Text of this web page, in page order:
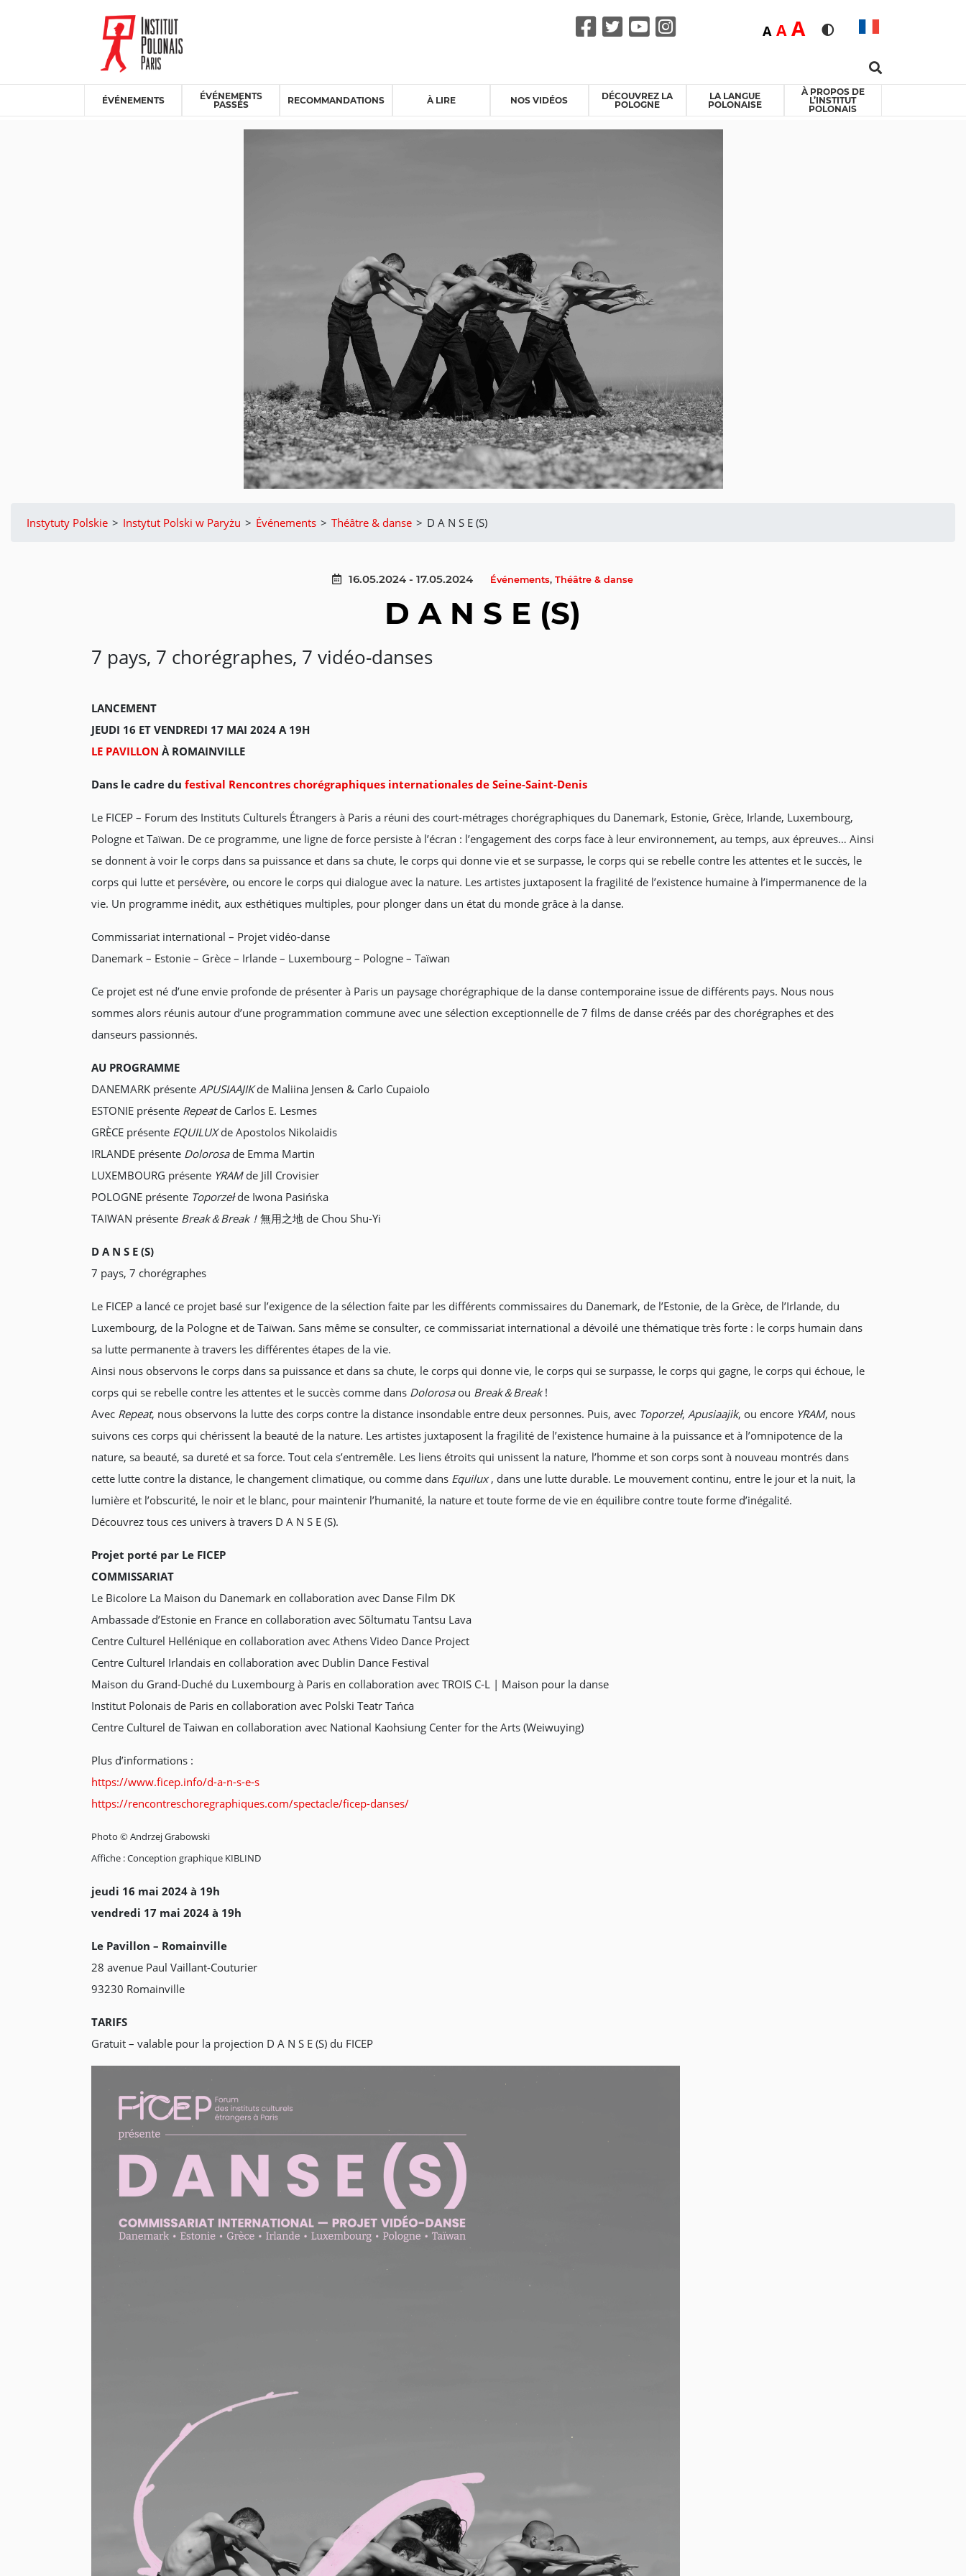
Rozmiar czcionki
ADomyślna
AŚrednia
ADużaWersja kontrastowa
ÉVÉNEMENTS
ÉVÉNEMENTS
PASSÉS
RECOMMANDATIONS À LIRE NOS VIDÉOS
DÉCOUVREZ LA
POLOGNE
LA LANGUE
POLONAISE
À PROPOS DE
L’INSTITUT
POLONAIS
Instytuty Polskie > Instytut Polski w Paryżu > Événements > Théâtre & danse > D A N S E (S)
16.05.2024 - 17.05.2024 Événements,Théâtre & danse
D A N S E (S)
7 pays, 7 chorégraphes, 7 vidéo-danses
LANCEMENT
JEUDI 16 ET VENDREDI 17 MAI 2024 A 19H
LE PAVILLON À ROMAINVILLE
Dans le cadre du festival Rencontres chorégraphiques internationales de Seine-Saint-Denis
Le FICEP – Forum des Instituts Culturels Étrangers à Paris a réuni des court-métrages chorégraphiques du Danemark, Estonie, Grèce, Irlande, Luxembourg,
Pologne et Taïwan. De ce programme, une ligne de force persiste à l’écran : l’engagement des corps face à leur environnement, au temps, aux épreuves… Ainsi
se donnent à voir le corps dans sa puissance et dans sa chute, le corps qui donne vie et se surpasse, le corps qui se rebelle contre les attentes et le succès, le
corps qui lutte et persévère, ou encore le corps qui dialogue avec la nature. Les artistes juxtaposent la fragilité de l’existence humaine à l’impermanence de la
vie. Un programme inédit, aux esthétiques multiples, pour plonger dans un état du monde grâce à la danse.
Commissariat international – Projet vidéo-danse
Danemark – Estonie – Grèce – Irlande – Luxembourg – Pologne – Taïwan
Ce projet est né d’une envie profonde de présenter à Paris un paysage chorégraphique de la danse contemporaine issue de différents pays. Nous nous
sommes alors réunis autour d’une programmation commune avec une sélection exceptionnelle de 7 films de danse créés par des chorégraphes et des
danseurs passionnés.
AU PROGRAMME
DANEMARK présente APUSIAAJIKde Maliina Jensen & Carlo Cupaiolo
ESTONIE présente Repeatde Carlos E. Lesmes
GRÈCE présente EQUILUXde Apostolos Nikolaidis
IRLANDE présente Dolorosade Emma Martin
LUXEMBOURG présente YRAMde Jill Crovisier
POLOGNE présente Toporzełde Iwona Pasińska
TAIWAN présente Break＆Break！ 無用之地 de Chou Shu-Yi
D A N S E (S)
7 pays, 7 chorégraphes
Le FICEP a lancé ce projet basé sur l’exigence de la sélection faite par les différents commissaires du Danemark, de l’Estonie, de la Grèce, de l’Irlande, du
Luxembourg, de la Pologne et de Taïwan. Sans même se consulter, ce commissariat international a dévoilé une thématique très forte : le corps humain dans
sa lutte permanente à travers les différentes étapes de la vie.
Ainsi nous observons le corps dans sa puissance et dans sa chute, le corps qui donne vie, le corps qui se surpasse, le corps qui gagne, le corps qui échoue, le
corps qui se rebelle contre les attentes et le succès comme dans Dolorosaou Break＆Break !
Avec Repeat, nous observons la lutte des corps contre la distance insondable entre deux personnes. Puis, avec Toporzeł, Apusiaajik, ou encore YRAM, nous
suivons ces corps qui chérissent la beauté de la nature. Les artistes juxtaposent la fragilité de l’existence humaine à la puissance et à l’omnipotence de la
nature, sa beauté, sa dureté et sa force. Tout cela s’entremêle. Les liens étroits qui unissent la nature, l’homme et son corps sont à nouveau montrés dans
cette lutte contre la distance, le changement climatique, ou comme dans Equilux, dans une lutte durable. Le mouvement continu, entre le jour et la nuit, la
lumière et l’obscurité, le noir et le blanc, pour maintenir l’humanité, la nature et toute forme de vie en équilibre contre toute forme d’inégalité.
Découvrez tous ces univers à travers D A N S E (S).
Projet porté par Le FICEP
COMMISSARIAT
Le Bicolore La Maison du Danemark en collaboration avec Danse Film DK
Ambassade d’Estonie en France en collaboration avec Sõltumatu Tantsu Lava
Centre Culturel Hellénique en collaboration avec Athens Video Dance Project
Centre Culturel Irlandais en collaboration avec Dublin Dance Festival
Maison du Grand-Duché du Luxembourg à Paris en collaboration avec TROIS C-L | Maison pour la danse
Institut Polonais de Paris en collaboration avec Polski Teatr Tańca
Centre Culturel de Taiwan en collaboration avec National Kaohsiung Center for the Arts (Weiwuying)
Plus d’informations :
https://www.ficep.info/d-a-n-s-e-s
https://rencontreschoregraphiques.com/spectacle/ficep-danses/
Photo © Andrzej Grabowski
Affiche : Conception graphique KIBLIND
jeudi 16 mai 2024 à 19h
vendredi 17 mai 2024 à 19h
Le Pavillon – Romainville
28 avenue Paul Vaillant-Couturier
93230 Romainville
TARIFS
Gratuit – valable pour la projection D A N S E (S) du FICEP